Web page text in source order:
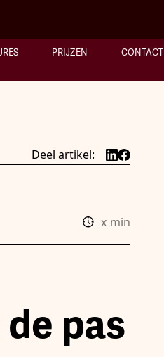
PRIJZEN CONTACT
Deel artikel:
x min
pas